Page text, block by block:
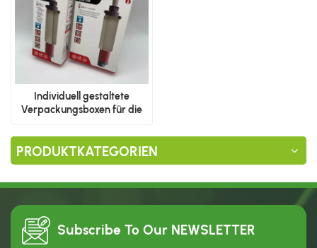
Individuell gestaltete
Verpackungsboxen für die
PRODUKTKATEGORIEN
Subscribe To Our NEWSLETTER